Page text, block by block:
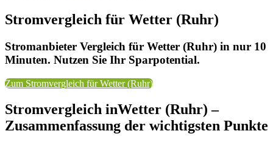
Stromvergleich für Wetter (Ruhr)
Stromanbieter Vergleich für Wetter (Ruhr) in nur 10
Minuten. Nutzen Sie Ihr Sparpotential.
Zum Stromvergleich für Wetter (Ruhr)
Stromvergleich inWetter (Ruhr) –
Zusammenfassung der wichtigsten Punkte